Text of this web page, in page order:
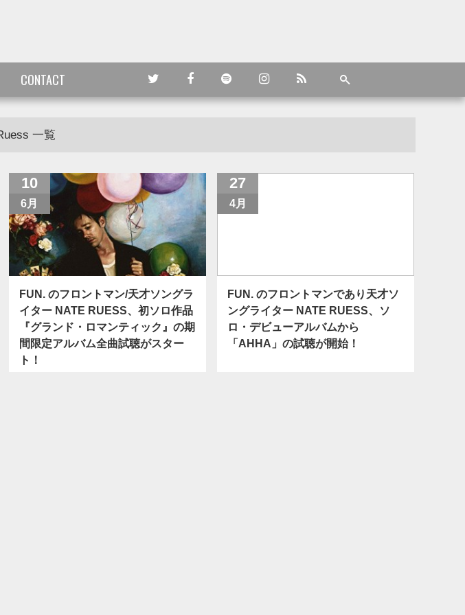
CONTACT
一覧
10
6月
FUN. のフロントマン/天才ソングラ
イター NATE RUESS、初ソロ作品
『グランド・ロマンティック』の期
間限定アルバム全曲試聴がスター
ト！
27
4月
FUN. のフロントマンであり天才ソ
ングライター NATE RUESS、ソ
ロ・デビューアルバムから
「AHHA」の試聴が開始！